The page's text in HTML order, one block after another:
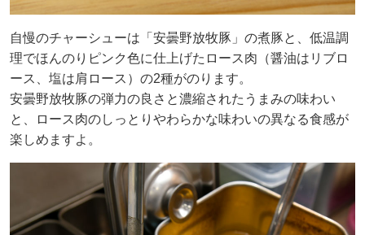
自慢のチャーシューは「安曇野放牧豚」の煮豚と、低温調
理でほんのりピンク色に仕上げたロース肉（醤油はリブロ
ース、塩は肩ロース）の2種がのります。
安曇野放牧豚の弾力の良さと濃縮されたうまみの味わい
と、ロース肉のしっとりやわらかな味わいの異なる食感が
楽しめますよ。